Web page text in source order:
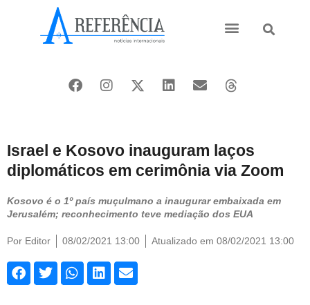
Israel e Kosovo inauguram laços
diplomáticos em cerimônia via Zoom
Kosovo é o 1º país muçulmano a inaugurar embaixada em
Jerusalém; reconhecimento teve mediação dos EUA
Por Editor 08/02/2021 13:00 Atualizado em 08/02/2021 13:00